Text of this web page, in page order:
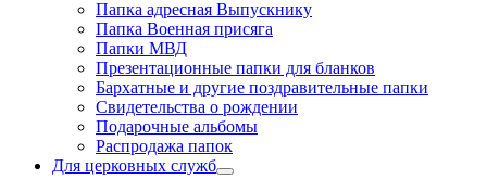
Папка адресная Выпускнику
Папка Военная присяга
Папки МВД
Презентационные папки для бланков
Бархатные и другие поздравительные папки
Свидетельства о рождении
Подарочные альбомы
Распродажа папок
Для церковных служб